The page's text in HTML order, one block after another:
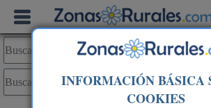
INFORMACIÓN BÁSICA
COOKIES